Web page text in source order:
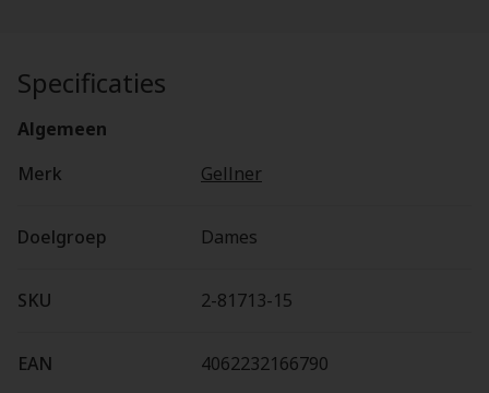
Specificaties
Algemeen
Merk
Gellner
Doelgroep Dames
SKU 2-81713-15
EAN 4062232166790